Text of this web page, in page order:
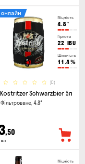
Міцність
4.8 °
Гіркота
22 IBU
Щільність
11.4%
(0)
онлайн
Schwarzbier 5л
4.8°
,50
шт
Міцність